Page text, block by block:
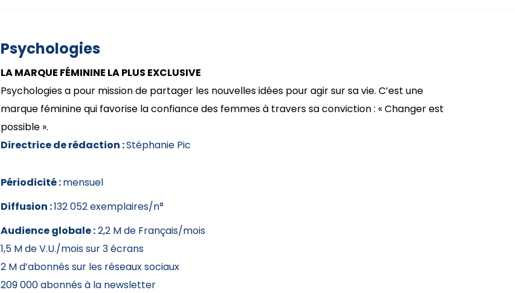
Psychologies
LA MARQUE FÉMININE LA PLUS EXCLUSIVE
Psychologies a pour mission de partager les nouvelles idées pour agir sur sa vie. C’est une
marque féminine qui favorise la confiance des femmes à travers sa conviction : « Changer est
possible ».
Directrice de rédaction :Stéphanie Pic
Périodicité :mensuel
Diffusion :132 052 exemplaires/n°
Audience globale :2,2 M de Français/mois
1,5 M de V.U./mois sur 3 écrans
2 M d’abonnés sur les réseaux sociaux
209 000 abonnés à la newsletter